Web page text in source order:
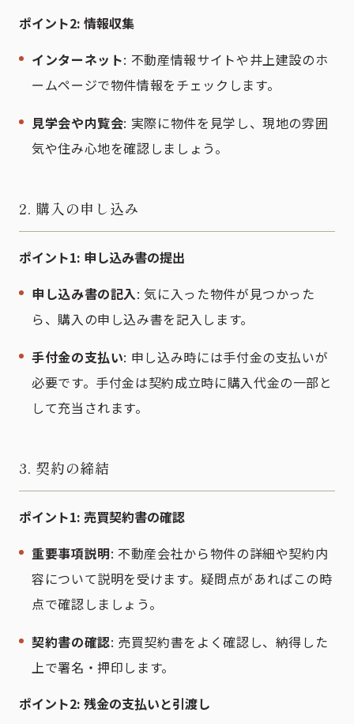
ポイント2: 情報収集
インターネット: 不動産情報サイトや井上建設のホ
ームページで物件情報をチェックします。
見学会や内覧会: 実際に物件を見学し、現地の雰囲
気や住み心地を確認しましょう。
2. 購入の申し込み
ポイント1: 申し込み書の提出
申し込み書の記入: 気に入った物件が見つかった
ら、購入の申し込み書を記入します。
手付金の支払い: 申し込み時には手付金の支払いが
必要です。手付金は契約成立時に購入代金の一部と
して充当されます。
3. 契約の締結
ポイント1: 売買契約書の確認
重要事項説明: 不動産会社から物件の詳細や契約内
容について説明を受けます。疑問点があればこの時
点で確認しましょう。
契約書の確認: 売買契約書をよく確認し、納得した
上で署名・押印します。
ポイント2: 残金の支払いと引渡し